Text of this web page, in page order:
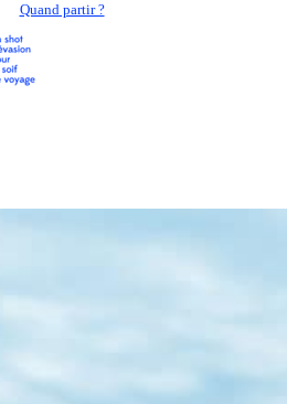
Quand partir ?